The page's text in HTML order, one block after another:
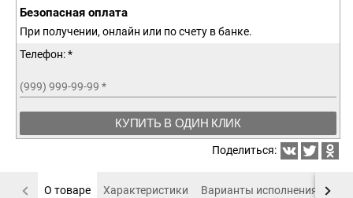
Безопасная оплата
При получении, онлайн или по счету в банке.
Телефон: *
(999) 999-99-99 *
КУПИТЬ В ОДИН КЛИК
Поделиться:
О товаре Характеристики Варианты исполнения